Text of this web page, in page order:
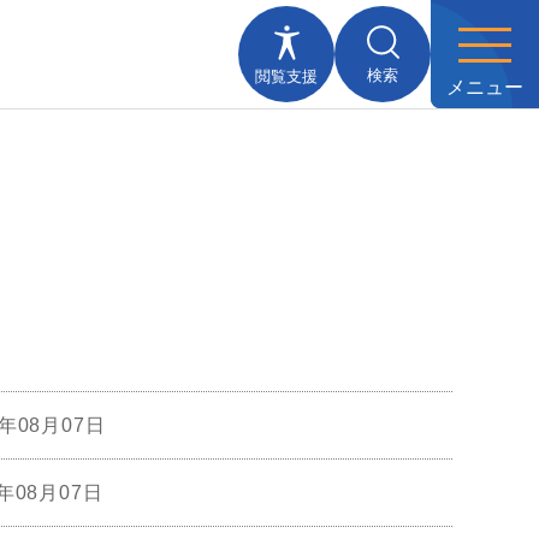
閲覧支援 検索
メニュー
08月07日
08月07日